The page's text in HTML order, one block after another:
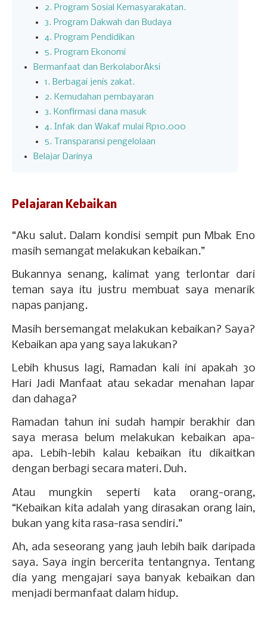
2. Program Sosial Kemasyarakatan.
3. Program Dakwah dan Budaya
4. Program Pendidikan
5. Program Ekonomi
Bermanfaat dan BerkolaborAksi
1. Berbagai jenis zakat.
2. Kemudahan pembayaran
3. Konfirmasi dana masuk
4. Infak dan Wakaf mulai Rp10.000
5. Transparansi pengelolaan
Belajar Darinya
Pelajaran Kebaikan
“Aku salut. Dalam kondisi sempit pun Mbak Eno
masih semangat melakukan kebaikan.”
Bukannya senang, kalimat yang terlontar dari
teman saya itu justru membuat saya menarik
napas panjang.
Masih bersemangat melakukan kebaikan? Saya?
Kebaikan apa yang saya lakukan?
Lebih khusus lagi, Ramadan kali ini apakah 30
Hari Jadi Manfaat atau sekadar menahan lapar
dan dahaga?
Ramadan tahun ini sudah hampir berakhir dan
saya merasa belum melakukan kebaikan apa-
apa. Lebih-lebih kalau kebaikan itu dikaitkan
dengan berbagi secara materi. Duh.
Atau mungkin seperti kata orang-orang,
“Kebaikan kita adalah yang dirasakan orang lain,
bukan yang kita rasa-rasa sendiri.”
Ah, ada seseorang yang jauh lebih baik daripada
saya. Saya ingin bercerita tentangnya. Tentang
dia yang mengajari saya banyak kebaikan dan
menjadi bermanfaat dalam hidup.